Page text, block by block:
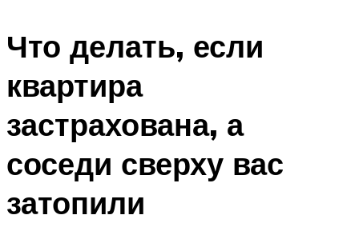
Что делать, если
квартира
застрахована, а
соседи сверху вас
затопили